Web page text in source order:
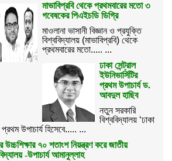
মাভাবিপ্রবি থেকে প্রথমবারের মতো ৩
গবেষকের পিএইচডি ডিগ্রি
মাওলানা ভাসানী বিজ্ঞান ও প্রযুক্তি
বিশ্ববিদ্যালয় (মাভাবিপ্রবি) থেকে
প্রথমবারের মতো..... ...
ঢাকা সেন্ট্রাল
ইউনিভার্সিটির
প্রথম উপাচার্য ড.
আবদুল হাছিব
নতুন সরকারি
বিশ্ববিদ্যালয় ‘ঢাকা
প্রথম উপাচার্য হিসেবে..... ...
উচ্চশিক্ষার ৭০ শতাংশ নিয়ন্ত্রণ করে জাতীয়
-উপাচার্য আমানুল্লাহ